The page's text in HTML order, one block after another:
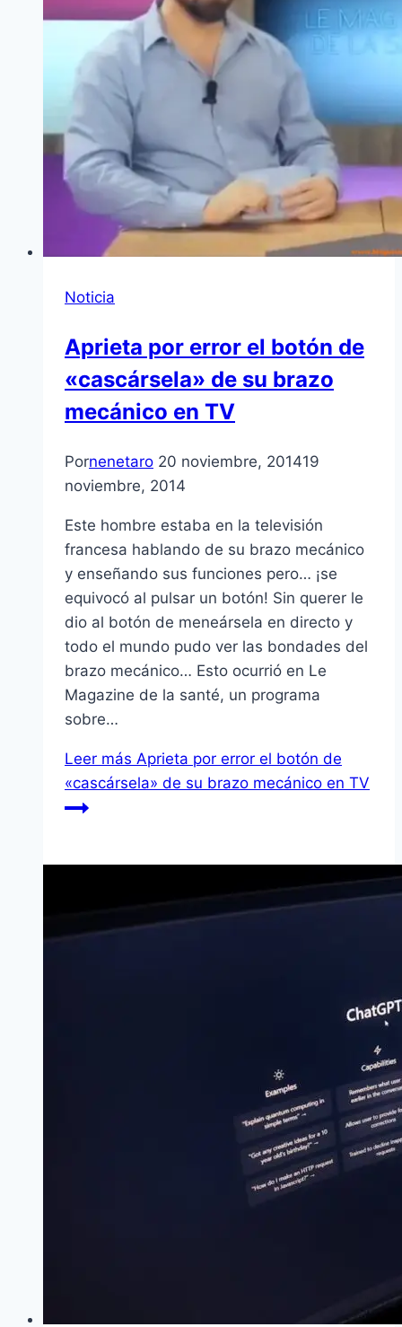
Noticia
Aprieta por error el botón de
«cascársela» de su brazo
mecánico en TV
Pornenetaro 20 noviembre, 201419
noviembre, 2014
Este hombre estaba en la televisión
francesa hablando de su brazo mecánico
y enseñando sus funciones pero… ¡se
equivocó al pulsar un botón! Sin querer le
dio al botón de meneársela en directo y
todo el mundo pudo ver las bondades del
brazo mecánico… Esto ocurrió en Le
Magazine de la santé, un programa
sobre…
Leer más Aprieta por error el botón de
«cascársela» de su brazo mecánico en TV